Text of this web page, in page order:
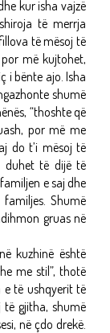
kur isha vajzë
të merrja
të mësoj të
më kujtohet,
i bënte ajo. Isha
shumë
“thoshte që
por më me
do t’i mësoj të
duhet të dijë të
e saj dhe
Shumë
gruas në
kuzhinë është
me stil”, thotë
e të ushqyerit të
gjitha, shumë
në çdo drekë.